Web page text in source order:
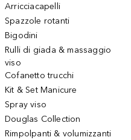
Arricciacapelli
Spazzole rotanti
Bigodini
Rulli di giada & massaggio
viso
Cofanetto trucchi
Kit & Set Manicure
Spray viso
Douglas Collection
Rimpolpanti & volumizzanti